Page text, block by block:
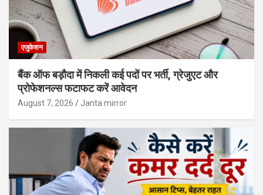
एजुकेशन
बैंक ऑफ बड़ौदा में निकली कई पदों पर भर्ती, ग्रेजुएट और
प्रोफेशनल्स फटाफट करें आवेदन
August 7, 2026 Janta mirror